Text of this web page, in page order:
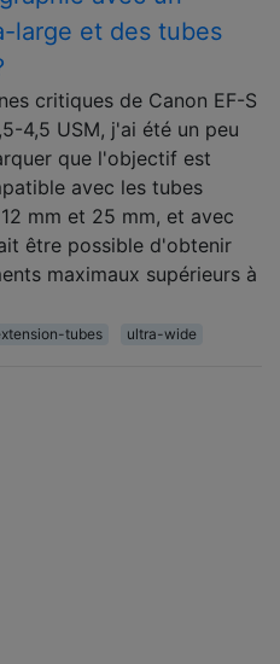
large et des tubes
critiques de Canon EF-S
4,5 USM, j'ai été un peu
que l'objectif est
avec les tubes
mm et 25 mm, et avec
être possible d'obtenir
maximaux supérieurs à
tubes ultra-wide